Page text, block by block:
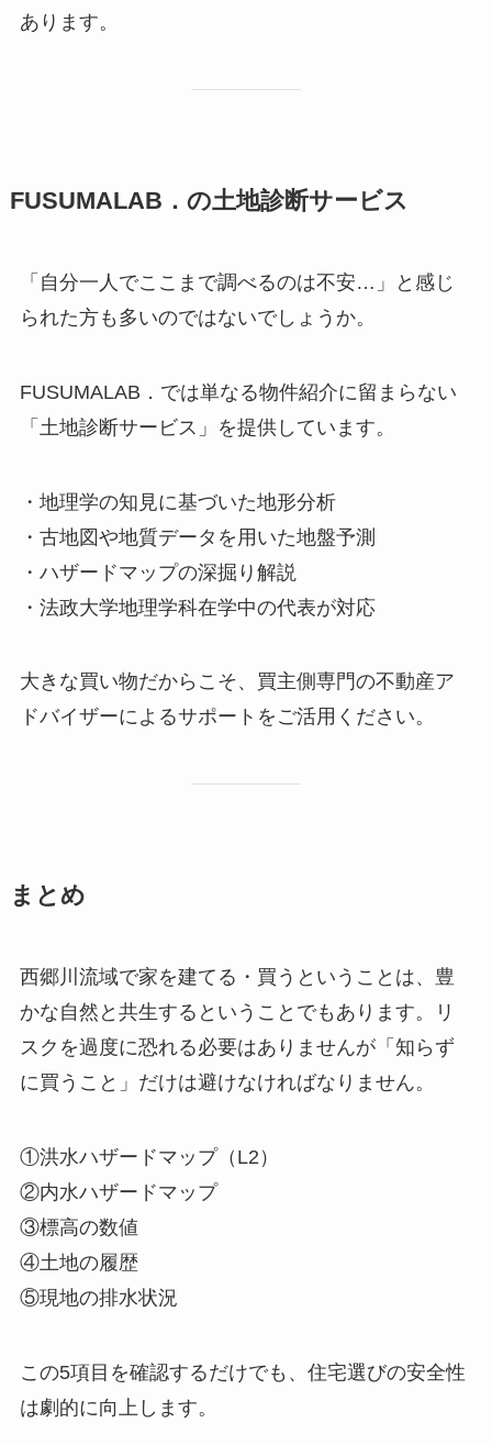
あります。
FUSUMALAB．の土地診断サービス
「自分一人でここまで調べるのは不安…」と感じ
られた方も多いのではないでしょうか。
FUSUMALAB．では単なる物件紹介に留まらない
「土地診断サービス」を提供しています。
・地理学の知見に基づいた地形分析
・古地図や地質データを用いた地盤予測
・ハザードマップの深掘り解説
・法政大学地理学科在学中の代表が対応
大きな買い物だからこそ、買主側専門の不動産ア
ドバイザーによるサポートをご活用ください。
まとめ
西郷川流域で家を建てる・買うということは、豊
かな自然と共生するということでもあります。リ
スクを過度に恐れる必要はありませんが「知らず
に買うこと」だけは避けなければなりません。
①洪水ハザードマップ（L2）
②内水ハザードマップ
③標高の数値
④土地の履歴
⑤現地の排水状況
この5項目を確認するだけでも、住宅選びの安全性
は劇的に向上します。